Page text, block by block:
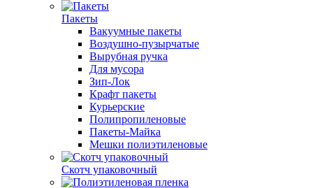
Пакеты
Вакуумные пакеты
Воздушно-пузырчатые
Вырубная ручка
Для мусора
Зип-Лок
Крафт пакеты
Курьерские
Полипропиленовые
Пакеты-Майка
Мешки полиэтиленовые
Скотч упаковочный